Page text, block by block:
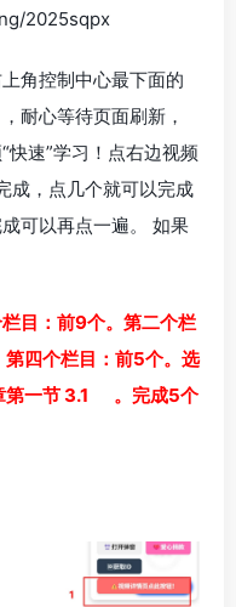
2025sqpx
角控制中心最下面的
，耐心等待页面刷新，
快速”学习！点右边视频
成，点几个就可以完成
可以再点一遍。 如果
目：前9个。第二个栏
四个栏目：前5个。 选
第一节 3.1 。完成5个